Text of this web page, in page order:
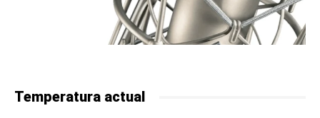
Temperatura actual